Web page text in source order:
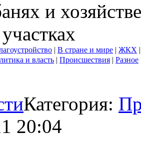
и
| В стране и мире | ЖКХ
и власть | Происшествия | Разное
Категория:
20:04